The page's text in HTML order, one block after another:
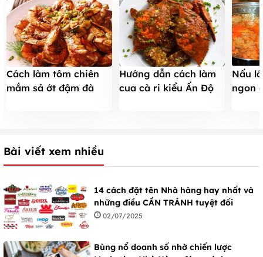
Cách làm tôm chiên
mắm sả ớt đậm đà
Hướng dẫn cách làm
cua cà ri kiểu Ấn Độ
Nấu
ngon
Bài viết xem nhiều
14 cách đặt tên Nhà hàng hay nhất và
những điều CẦN TRÁNH tuyệt đối
02/07/2025
Bùng nổ doanh số nhờ chiến lược